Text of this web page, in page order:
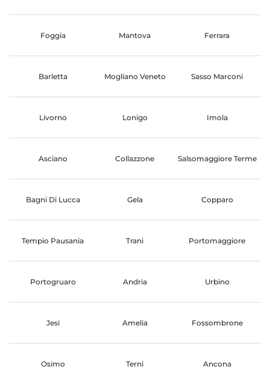
Foggia Mantova Ferrara
Barletta Mogliano Veneto Sasso Marconi
Livorno Lonigo Imola
Asciano Collazzone Salsomaggiore Terme
Bagni Di Lucca Gela Copparo
Tempio Pausania Trani Portomaggiore
Portogruaro Andria Urbino
Jesi Amelia Fossombrone
Osimo Terni Ancona